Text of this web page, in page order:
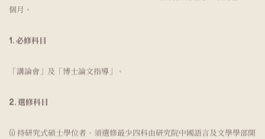
個月。
1. 必修科目
「講論會」及「博士論文指導」。
2. 選修科目
(i) 持研究式碩士學位者，須選修最少四科由研究院中國語言及文學學部開